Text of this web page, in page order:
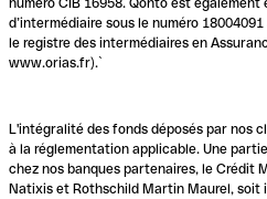
numéro CIB 16958. Qonto est
d’intermédiaire sous le numéro
le registre des intermédiaires en
www.orias.fr).`
L'intégralité des fonds déposés par nos
à la réglementation applicable. Une
chez nos banques partenaires, le Crédit
Natixis et Rothschild Martin Maurel, soit